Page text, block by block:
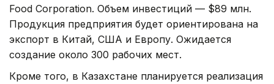
Food Corporation. Объем инвестиций — $89 млн.
Продукция предприятия будет ориентирована на
экспорт в Китай, США и Европу. Ожидается
создание около 300 рабочих мест.
Кроме того, в Казахстане планируется реализация